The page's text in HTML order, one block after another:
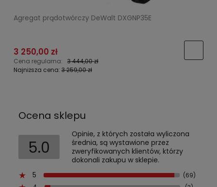
Agregat prądotwórczy DeWalt DXGNP35E
3 250,00 zł
Cena regularna:
3 444,00 zł
Najniższa cena: 3 259,00 zł
Ocena sklepu
5.0
Opinie, z których została wyliczona
średnia, są wystawione przez
zweryfikowanych klientów, którzy
dokonali zakupu w sklepie.
5
(69)